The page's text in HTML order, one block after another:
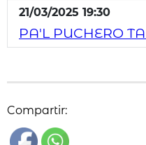
21/03/2025 19:30
PA'L PUCHERO
Compartir: